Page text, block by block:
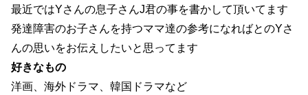
最近ではYさんの息子さんJ君の事を書かして頂いてます
発達障害のお子さんを持つママ達の参考になればとのYさ
んの思いをお伝えしたいと思ってます
好きなもの
洋画、海外ドラマ、韓国ドラマなど